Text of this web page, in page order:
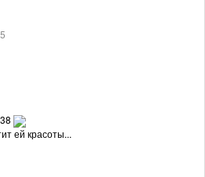
ей красоты...